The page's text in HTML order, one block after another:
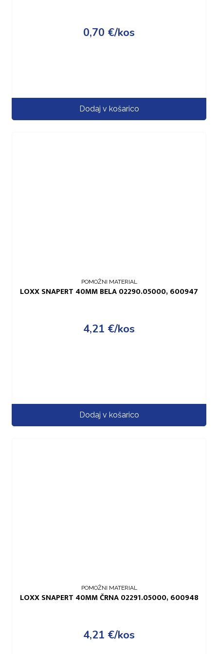
0,70 €/kos
Dodaj v košarico
POMOŽNI MATERIAL
LOXX SNAPERT 40MM BELA 02290.05000, 600947
4,21 €/kos
Dodaj v košarico
POMOŽNI MATERIAL
LOXX SNAPERT 40MM ČRNA 02291.05000, 600948
4,21 €/kos